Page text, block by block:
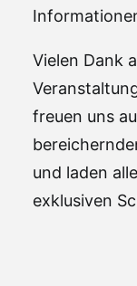
Vielen Dank
freuen uns
und laden
exklusiven